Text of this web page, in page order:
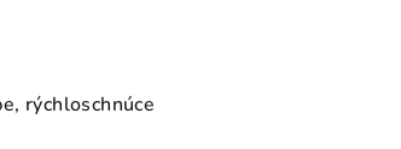
rýchloschnúce